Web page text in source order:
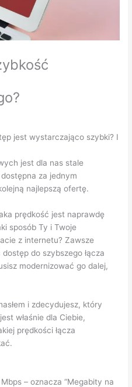
jest wystarczająco szybki? I
jest dla nas stale
za jednym
najlepszą ofertę.
prędkość jest naprawdę
sposób Ty i Twoje
z internetu? Zawsze
do szybszego łącza
modernizować go dalej,
i zdecydujesz, który
właśnie dla Ciebie,
prędkości łącza
– oznacza “Megabity na